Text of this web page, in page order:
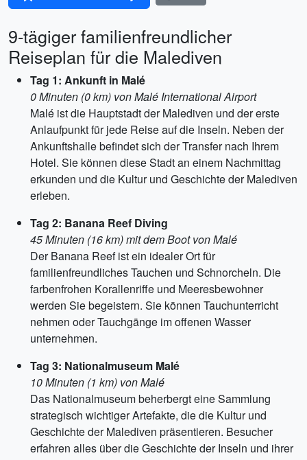
9-tägiger familienfreundlicher
Reiseplan für die Malediven
Tag 1: Ankunft in Malé
0 Minuten (0 km) von Malé International Airport
Malé ist die Hauptstadt der Malediven und der erste
Anlaufpunkt für jede Reise auf die Inseln. Neben der
Ankunftshalle befindet sich der Transfer nach Ihrem
Hotel. Sie können diese Stadt an einem Nachmittag
erkunden und die Kultur und Geschichte der Malediven
erleben.
Tag 2: Banana Reef Diving
45 Minuten (16 km) mit dem Boot von Malé
Der Banana Reef ist ein idealer Ort für
familienfreundliches Tauchen und Schnorcheln. Die
farbenfrohen Korallenriffe und Meeresbewohner
werden Sie begeistern. Sie können Tauchunterricht
nehmen oder Tauchgänge im offenen Wasser
unternehmen.
Tag 3: Nationalmuseum Malé
10 Minuten (1 km) von Malé
Das Nationalmuseum beherbergt eine Sammlung
strategisch wichtiger Artefakte, die die Kultur und
Geschichte der Malediven präsentieren. Besucher
erfahren alles über die Geschichte der Inseln und ihrer